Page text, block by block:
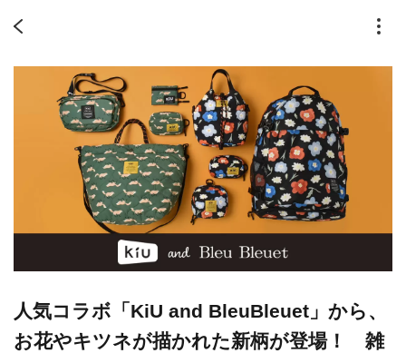
人気コラボ「KiU and BleuBleuet」から、
お花やキツネが描かれた新柄が登場！ 雑